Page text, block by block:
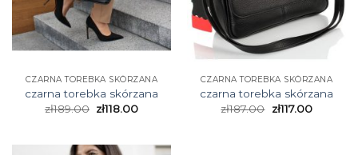
CZARNA TOREBKA SKÓRZANA
czarna torebka skórzana
zł189.00 zł118.00
CZARNA TOREBKA SKÓRZANA
czarna torebka skórzana
zł187.00 zł117.00